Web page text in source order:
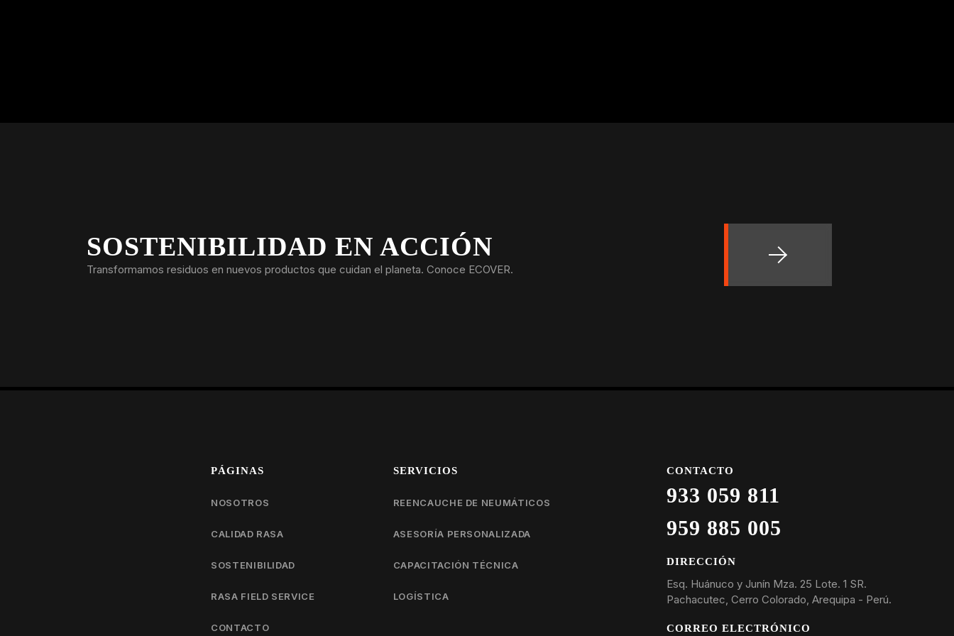
SOSTENIBILIDAD EN ACCIÓN
Transformamos residuos en nuevos productos que cuidan el planeta. Conoce ECOVER.
PÁGINAS
NOSOTROS
CALIDAD RASA
SOSTENIBILIDAD
RASA FIELD SERVICE
CONTACTO
SERVICIOS
REENCAUCHE DE NEUMÁTICOS
ASESORÍA PERSONALIZADA
CAPACITACIÓN TÉCNICA
LOGÍSTICA
CONTACTO
933 059 811
959 885 005
DIRECCIÓN
Esq. Huánuco y Junín Mza. 25 Lote. 1 SR.
Pachacutec, Cerro Colorado, Arequipa - Perú.
CORREO ELECTRÓNICO